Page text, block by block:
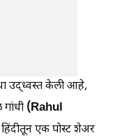
उद्ध्वस्त केली आहे,
(Rahul
हिंदीतून एक पोस्ट शेअर